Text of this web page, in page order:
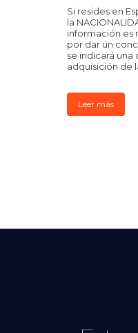
Si resides en
la
información es
por dar un
se indicará una
adquisición de
Leer más